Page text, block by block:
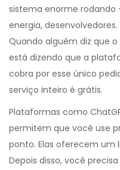
sistema enorme rodando
energia,
Quando alguém diz que
está dizendo que a
cobra por esse único
serviço inteiro é grátis.
Plataformas como
permitem que você use
ponto. Elas oferecem um
Depois disso, você